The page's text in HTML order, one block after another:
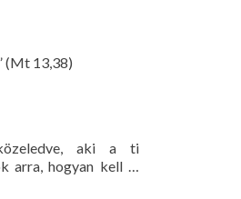
(Mt 13,38)
aki a ti
arra, hogyan kell …